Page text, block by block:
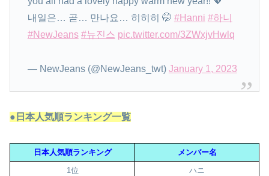
내일은… 곧… 만나요… 히히히 🤭 #Hanni #하니
#NewJeans #뉴진스 pic.twitter.com/3ZWxjvHwlq
— NewJeans (@NewJeans_twt) January 1, 2023
●日本人気順ランキング一覧
日本人気順ランキング
メンバー名
1位
ハニ